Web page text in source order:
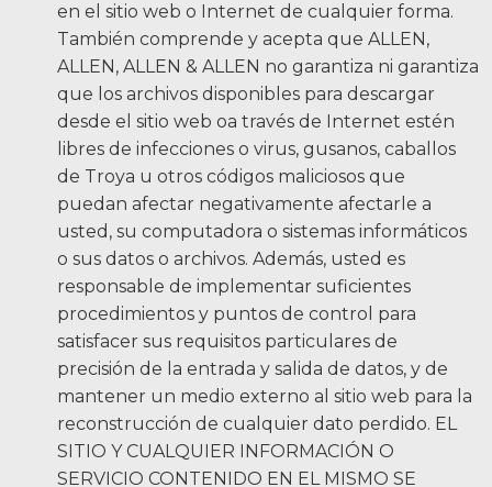
en el sitio web o Internet de cualquier forma.
También comprende y acepta que ALLEN,
ALLEN, ALLEN & ALLEN no garantiza ni garantiza
que los archivos disponibles para descargar
desde el sitio web oa través de Internet estén
libres de infecciones o virus, gusanos, caballos
de Troya u otros códigos maliciosos que
puedan afectar negativamente afectarle a
usted, su computadora o sistemas informáticos
o sus datos o archivos. Además, usted es
responsable de implementar suficientes
procedimientos y puntos de control para
satisfacer sus requisitos particulares de
precisión de la entrada y salida de datos, y de
mantener un medio externo al sitio web para la
reconstrucción de cualquier dato perdido. EL
SITIO Y CUALQUIER INFORMACIÓN O
SERVICIO CONTENIDO EN EL MISMO SE